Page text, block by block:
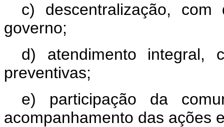
c) descentralização,
governo;
d) atendimento integral,
preventivas;
e) participação da
acompanhamento das ações